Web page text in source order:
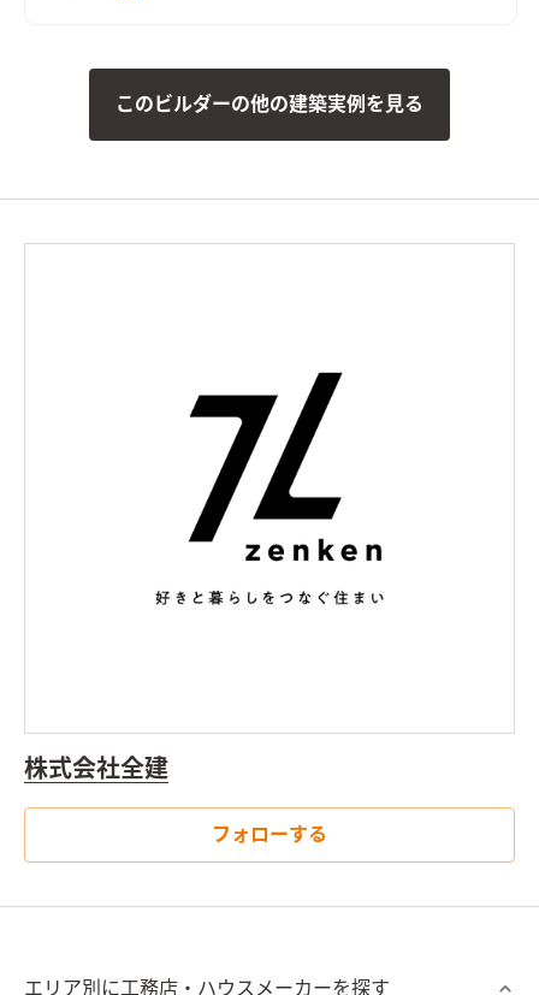
このビルダーの他の建築実例を見る
株式会社全建
フォローする
エリア別に工務店・ハウスメーカーを探す